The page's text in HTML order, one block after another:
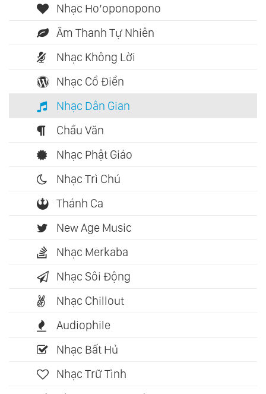
Nhạc Ho’oponopono
Âm Thanh Tự Nhiên
Nhạc Không Lời
Nhạc Cổ Điển
Nhạc Dân Gian
Chầu Văn
Nhạc Phật Giáo
Nhạc Trì Chú
Thánh Ca
New Age Music
Nhạc Merkaba
Nhạc Sôi Động
Nhạc Chillout
Audiophile
Nhạc Bất Hủ
Nhạc Trữ Tình